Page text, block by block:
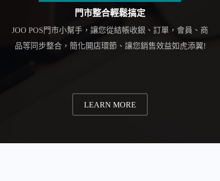
門市整合輕鬆搞定
JOO POS門市小幫手，讓您從結帳收銀、訂單，會員、商
品等同步整合，簡化開店環節、讓您銷售效益如虎添翼!
LEARN MORE